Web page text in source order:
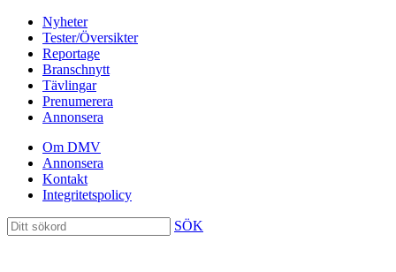
Nyheter
Tester/Översikter
Reportage
Branschnytt
Tävlingar
Prenumerera
Annonsera
Om DMV
Annonsera
Kontakt
Integritetspolicy
SÖK